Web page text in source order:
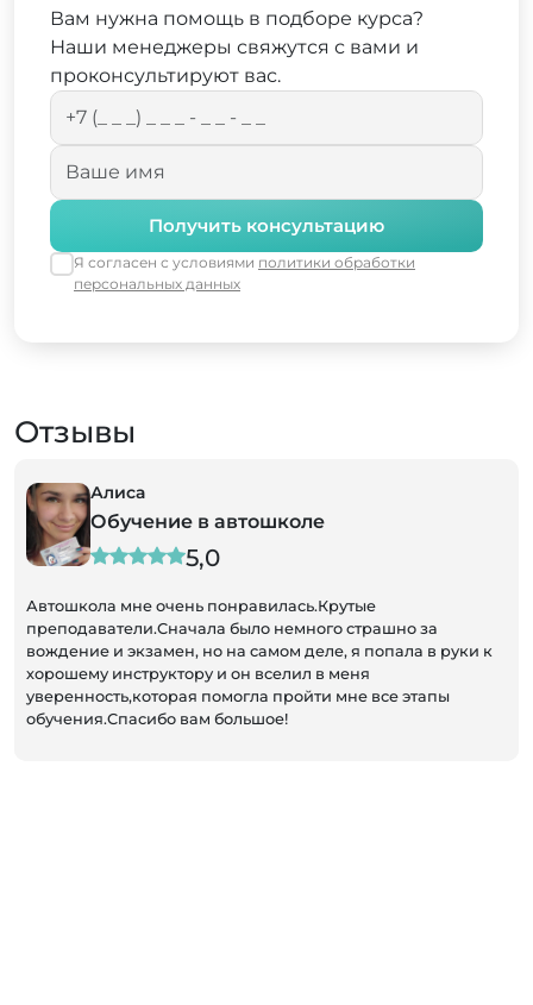
Вам нужна помощь в подборе курса?
Наши менеджеры свяжутся с вами и
проконсультируют вас.
Получить консультацию
Я согласен с условиями политики обработки
персональных данных
Отзывы
Алиса
Обучение в автошколе
5,0
Автошкола мне очень понравилась.Крутые
преподаватели.Сначала было немного страшно за
вождение и экзамен, но на самом деле, я попала в руки к
хорошему инструктору и он вселил в меня
уверенность,которая помогла пройти мне все этапы
обучения.Спасибо вам большое!